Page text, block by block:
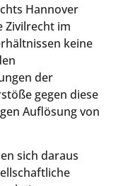
Hannover
Zivilrecht im
keine
der
gegen diese
Auflösung von
sich daraus